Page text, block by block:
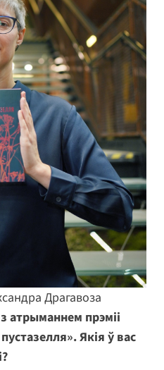
Драгавоза
атрыманнем прэміі
Якія ў вас